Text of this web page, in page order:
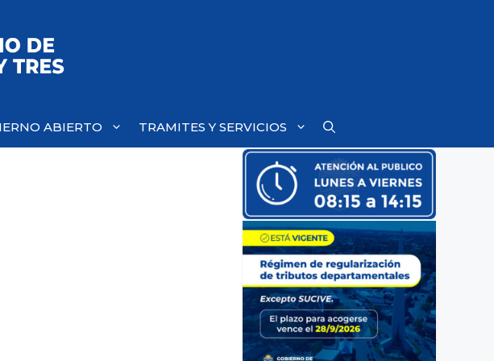
ABIERTO TRAMITES Y SERVICIOS